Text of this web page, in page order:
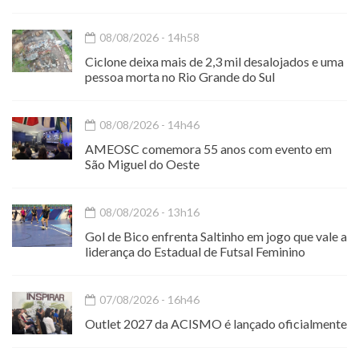
08/08/2026 - 14h58
Ciclone deixa mais de 2,3 mil desalojados e uma
pessoa morta no Rio Grande do Sul
08/08/2026 - 14h46
AMEOSC comemora 55 anos com evento em
São Miguel do Oeste
08/08/2026 - 13h16
Gol de Bico enfrenta Saltinho em jogo que vale a
liderança do Estadual de Futsal Feminino
07/08/2026 - 16h46
Outlet 2027 da ACISMO é lançado oficialmente